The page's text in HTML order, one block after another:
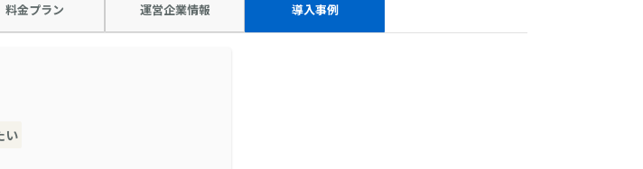
料金プラン 運営企業情報 導入事例
い